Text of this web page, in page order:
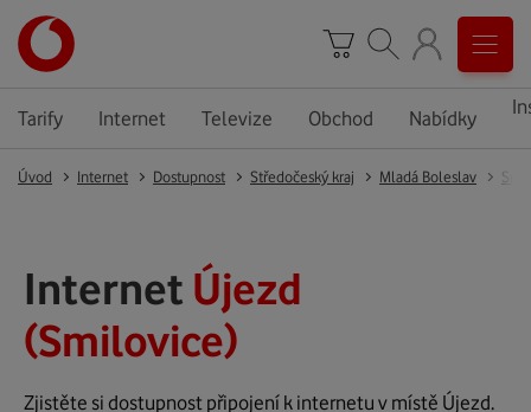
Tarify Internet Televize Obchod Nabídky
Úvod Internet Dostupnost Středočeský kraj Mladá Boleslav
Internet Újezd
(Smilovice)
Zjistěte si dostupnost připojení k internetu v místě Újezd.